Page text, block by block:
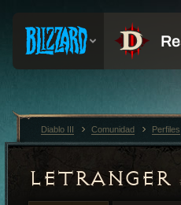
LETRANGER
Diablo III Comunidad Perfiles